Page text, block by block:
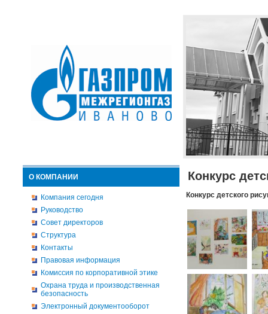
О КОМПАНИИ
Компания сегодня
Руководство
Совет директоров
Структура
Контакты
Правовая информация
Комиссия по корпоративной этике
Охрана труда и производственная
безопасность
Электронный документооборот
Конкурс
Конкурс детского